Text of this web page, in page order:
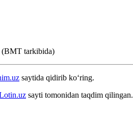
(BMT tarkibida)
saytida qidirib ko‘ring.
sayti tomonidan taqdim qilingan.